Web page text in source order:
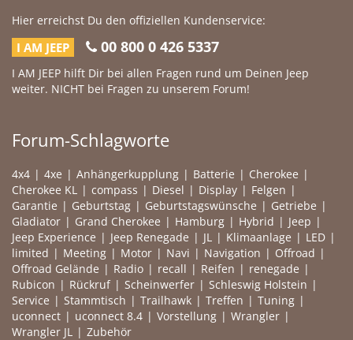
Hier erreichst Du den offiziellen Kundenservice:
I AM JEEP 00 800 0 426 5337
I AM JEEP hilft Dir bei allen Fragen rund um Deinen Jeep
weiter. NICHT bei Fragen zu unserem Forum!
Forum-Schlagworte
4x4 4xe Anhängerkupplung Batterie
Cherokee
Cherokee KL
compass Diesel Display
Felgen
Garantie
Geburtstag Geburtstagswünsche
Getriebe
Gladiator
Grand Cherokee Hamburg Hybrid
Jeep
Jeep Experience
Jeep Renegade JL Klimaanlage
LED
limited
Meeting Motor Navi Navigation
Offroad
Offroad Gelände
Radio recall Reifen
renegade
Rubicon
Rückruf Scheinwerfer
Schleswig Holstein
Service
Stammtisch Trailhawk Treffen
Tuning
uconnect
uconnect 8.4 Vorstellung
Wrangler
Wrangler JL
Zubehör